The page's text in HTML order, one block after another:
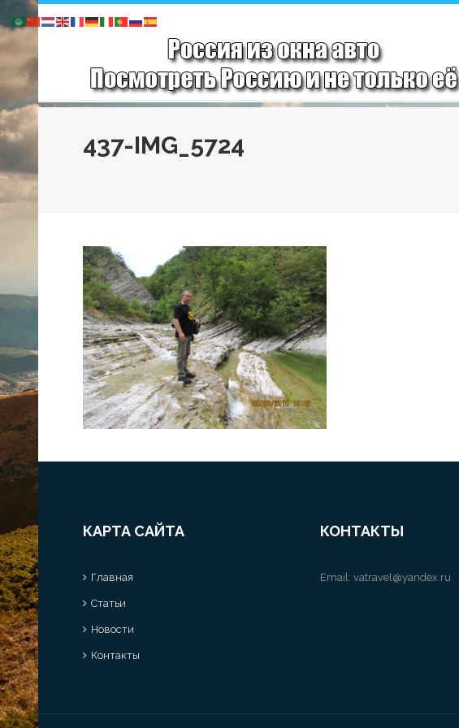
437-IMG_5724
КАРТА САЙТА
Главная
Статьи
Новости
Контакты
КОНТАКТЫ
Email: vatravel@yandex.ru